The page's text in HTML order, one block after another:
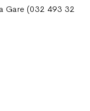
Gare (032 493 32